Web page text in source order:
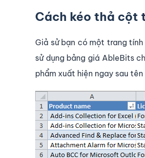
Cách kéo thả cột
Giả sử bạn có một trang
sử dụng bảng giá AbleBits
phẩm xuất hiện ngay sau tên